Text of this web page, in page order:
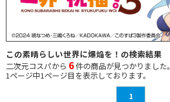
この素晴らしい世界に爆焔を！の検索結果
二次元コスパから 6件の商品が見つかりました。
1ページ中1ページ目を表示しております。
1